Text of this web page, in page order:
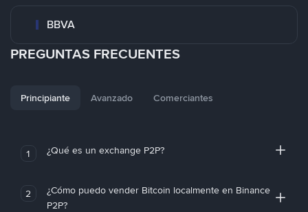
BBVA
PREGUNTAS FRECUENTES
Principiante Avanzado Comerciantes
1 ¿Qué es un exchange P2P?
2
¿Cómo puedo vender Bitcoin localmente en Binance
P2P?